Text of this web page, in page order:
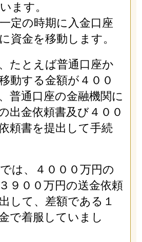
ます。
定の時期に入金口座
資金を移動します。
たとえば普通口座か
動する金額が４００
普通口座の金融機関に
出金依頼書及び４００
頼書を提出して手続
は、４０００万円の
９００万円の送金依頼
して、差額である１
で着服していまし